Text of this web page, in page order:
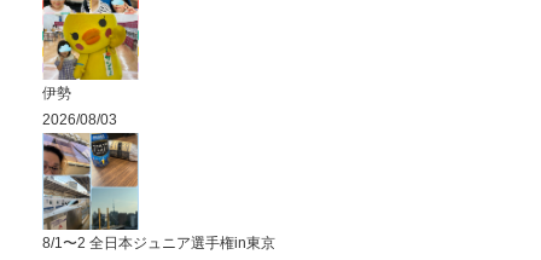
伊勢
2026/08/03
8/1〜2 全日本ジュニア選手権in東京